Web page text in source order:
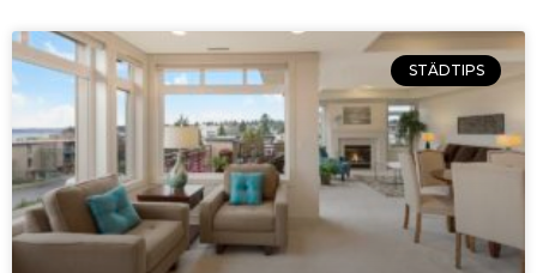
STÄDTIPS